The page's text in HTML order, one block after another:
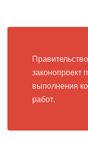
законопроект
выполнения
работ.